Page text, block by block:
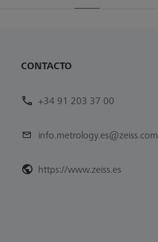
CONTACTO
+34 91 203 37 00
info.metrology.es@zeiss.com
https://www.zeiss.es